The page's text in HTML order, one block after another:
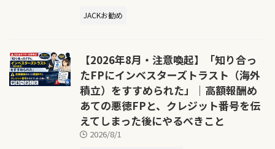
JACKお勧め
【2026年8月・注意喚起】「知り合っ
たFPにインベスターズトラスト（海外
積立）をすすめられた」｜高額報酬め
あての悪徳FPと、クレジット番号を伝
えてしまった後にやるべきこと
2026/8/1